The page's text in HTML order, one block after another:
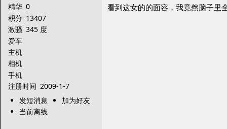
精华 0
积分 13407
激骚 345 度
爱车
主机
相机
手机
注册时间 2009-1-7
发短消息
加为好友
当前离线
看到这女的的面容，我竟然脑子